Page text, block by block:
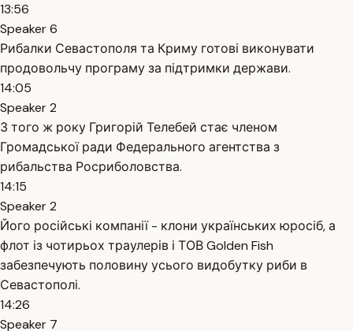
13:56
Speaker 6
Рибалки Севастополя та Криму готові виконувати
продовольчу програму за підтримки держави.
14:05
Speaker 2
З того ж року Григорій Телебей стає членом
Громадської ради Федерального агентства з
рибальства Росриболовства.
14:15
Speaker 2
Його російські компанії - клони українських юросіб, а
флот із чотирьох траулерів і ТОВ Golden Fish
забезпечують половину усього видобутку риби в
Севастополі.
14:26
Speaker 7